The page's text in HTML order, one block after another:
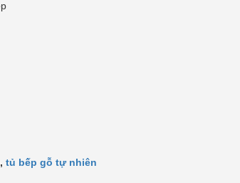
, tủ bếp gỗ tự nhiên